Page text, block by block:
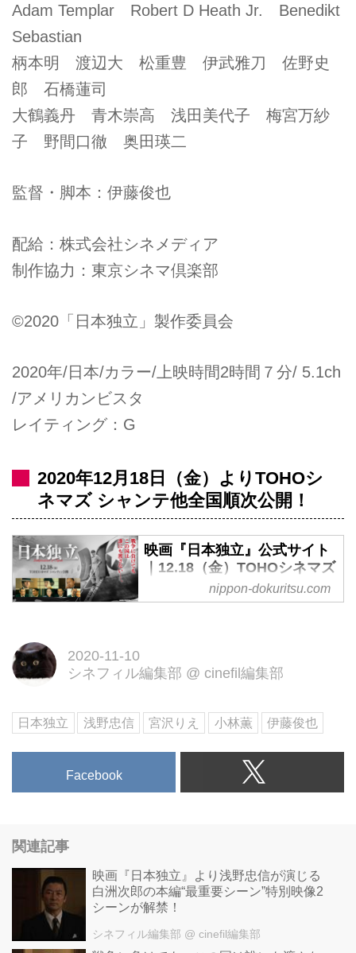
Adam Templar Robert D Heath Jr. Benedikt
Sebastian
柄本明 渡辺大 松重豊 伊武雅刀 佐野史
郎 石橋蓮司
大鶴義丹 青木崇高 浅田美代子 梅宮万紗
子 野間口徹 奥田瑛二
監督・脚本：伊藤俊也
配給：株式会社シネメディア
制作協力：東京シネマ倶楽部
©2020「日本独立」製作委員会
2020年/日本/カラー/上映時間2時間７分/ 5.1ch
/アメリカンビスタ
レイティング：G
2020年12月18日（金）よりTOHOシ
ネマズ シャンテ他全国順次公開！
映画『日本独立』公式サイト
｜12.18（金）TOHOシネマズ
シャンテにて公開
⾂の吉⽥茂に交渉役を任されたの
下の⽩洲次郎という男であった。
出演：浅野忠信・宮沢りえ・小林
薫、監督：伊藤俊也。
nippon-dokuritsu.com
2020-11-10
シネフィル編集部 @ cinefil編集部
日本独立 浅野忠信 宮沢りえ 小林薫 伊藤俊也
Facebook
関連記事
映画『日本独立』より浅野忠信が演じる
白洲次郎の本編“最重要シーン”特別映像2
シーンが解禁！
シネフィル編集部 @ cinefil編集部